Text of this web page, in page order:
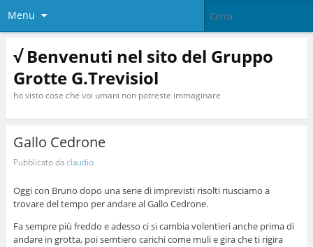
Menu
√ Benvenuti nel sito del Gruppo
Grotte G.Trevisiol
ho visto cose che voi umani non potreste immaginare
Gallo Cedrone
Pubblicato daclaudio
Oggi con Bruno dopo una serie di imprevisti risolti riusciamo a
trovare del tempo per andare al Gallo Cedrone.
Fa sempre più freddo e adesso ci si cambia volentieri anche prima di
andare in grotta, poi semtiero carichi come muli e gira che ti rigira